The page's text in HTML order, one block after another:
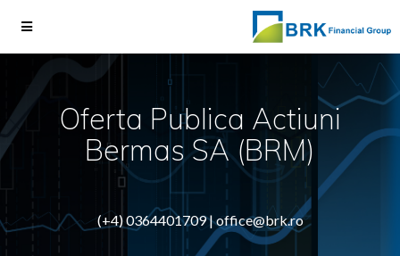
Oferta Publica Actiuni
Bermas SA (BRM)
(+4) 0364401709 |office@brk.ro